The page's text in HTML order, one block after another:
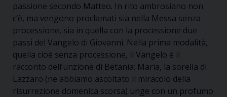
passione secondo Matteo. In rito ambrosiano non
c’è, ma vengono proclamati sia nella Messa senza
processione, sia in quella con la processione due
passi del Vangelo di Giovanni. Nella prima modalità,
quella cioè senza processione, il Vangelo è il
racconto dell’unzione di Betania: Maria, la sorella di
Lazzaro (ne abbiamo ascoltato il miracolo della
risurrezione domenica scorsa) unge con un profumo